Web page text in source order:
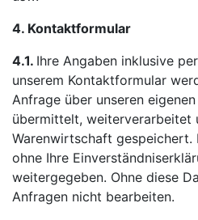
4. Kontaktformular
4.1. Ihre Angaben inklusive
unserem Kontaktformular
Anfrage über unseren
übermittelt, weiterverarbeitet
Warenwirtschaft gespeichert.
ohne Ihre
weitergegeben. Ohne diese
Anfragen nicht bearbeiten.